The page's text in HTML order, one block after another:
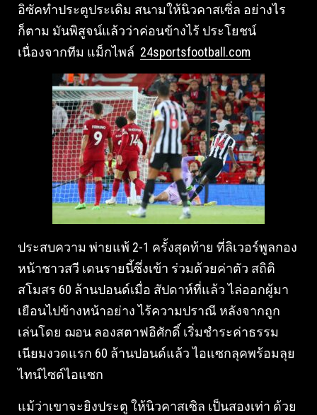
อิซัคทำประตูประเดิม สนามให้นิวคาสเซิ่ล อย่างไร
ก็ตาม มันพิสูจน์แล้วว่าค่อนข้างไร้ ประโยชน์
เนื่องจากทีม แม็กไพล์ 24sportsfootball.com
ประสบความ พ่ายแพ้ 2-1 ครั้งสุดท้าย ที่ลิเวอร์พูลกอง
หน้าชาวสวี เดนรายนี้ซึ่งเข้า ร่วมด้วยค่าตัว สถิติ
สโมสร 60 ล้านปอนด์เมื่อ สัปดาห์ที่แล้ว ไล่ออกผู้มา
เยือนไปข้างหน้าอย่าง ไร้ความปราณี หลังจากถูก
เล่นโดย ฌอน ลองสตาฟอิศักดิ์ เริ่มชำระค่าธรรม
เนียมงวดแรก 60 ล้านปอนด์แล้ว ไอแซกลุคพร้อมลุย
ไทน์ไซด์ไอแซก
แม้ว่าเขาจะยิงประตู ให้นิวคาสเซิล เป็นสองเท่า ด้วย